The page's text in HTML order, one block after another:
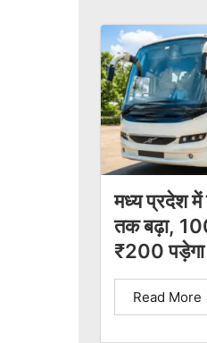
मध्य प्रदेश में
तक बढ़ा,
₹200 पड़ेगा
Read More